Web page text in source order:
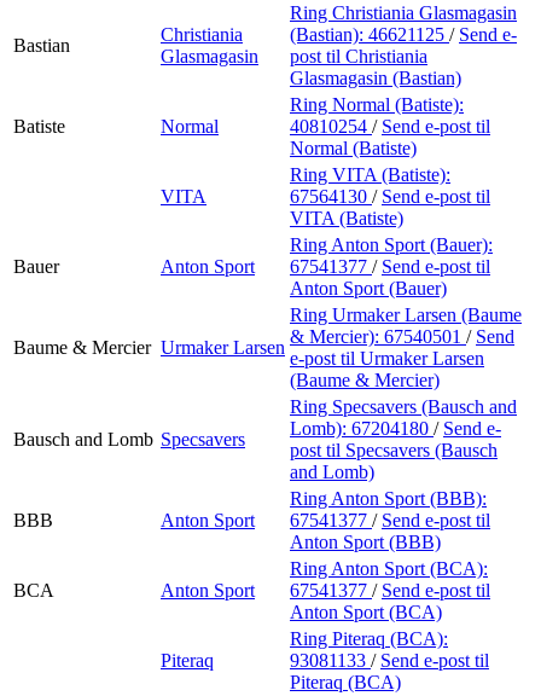
Bastian
Christiania
Glasmagasin
Ring Christiania Glasmagasin
(Bastian): 46621125 / Send e-
post til Christiania
Glasmagasin (Bastian)
Batiste Normal
Ring Normal (Batiste):
40810254 / Send e-post til
Normal (Batiste)
VITA
Ring VITA (Batiste):
67564130 / Send e-post til
VITA (Batiste)
Bauer Anton Sport
Ring Anton Sport (Bauer):
67541377 / Send e-post til
Anton Sport (Bauer)
Baume & Mercier Urmaker Larsen
Ring Urmaker Larsen (Baume
& Mercier): 67540501 / Send
e-post til Urmaker Larsen
(Baume & Mercier)
Bausch and Lomb Specsavers
Ring Specsavers (Bausch and
Lomb): 67204180 / Send e-
post til Specsavers (Bausch
and Lomb)
BBB Anton Sport
Ring Anton Sport (BBB):
67541377 / Send e-post til
Anton Sport (BBB)
BCA Anton Sport
Ring Anton Sport (BCA):
67541377 / Send e-post til
Anton Sport (BCA)
Piteraq
Ring Piteraq (BCA):
93081133 / Send e-post til
Piteraq (BCA)